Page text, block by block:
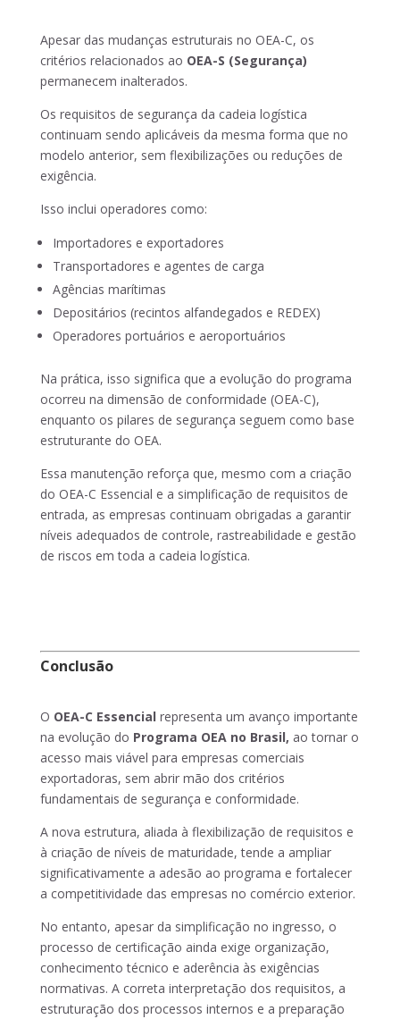
Apesar das mudanças estruturais no OEA-C, os
critérios relacionados ao OEA-S (Segurança)
permanecem inalterados.
Os requisitos de segurança da cadeia logística
continuam sendo aplicáveis da mesma forma que no
modelo anterior, sem flexibilizações ou reduções de
exigência.
Isso inclui operadores como:
Importadores e exportadores
Transportadores e agentes de carga
Agências marítimas
Depositários (recintos alfandegados e REDEX)
Operadores portuários e aeroportuários
Na prática, isso significa que a evolução do programa
ocorreu na dimensão de conformidade (OEA-C),
enquanto os pilares de segurança seguem como base
estruturante do OEA.
Essa manutenção reforça que, mesmo com a criação
do OEA-C Essencial e a simplificação de requisitos de
entrada, as empresas continuam obrigadas a garantir
níveis adequados de controle, rastreabilidade e gestão
de riscos em toda a cadeia logística.
Conclusão
O OEA-C Essencial representa um avanço importante
na evolução do Programa OEA no Brasil, ao tornar o
acesso mais viável para empresas comerciais
exportadoras, sem abrir mão dos critérios
fundamentais de segurança e conformidade.
A nova estrutura, aliada à flexibilização de requisitos e
à criação de níveis de maturidade, tende a ampliar
significativamente a adesão ao programa e fortalecer
a competitividade das empresas no comércio exterior.
No entanto, apesar da simplificação no ingresso, o
processo de certificação ainda exige organização,
conhecimento técnico e aderência às exigências
normativas. A correta interpretação dos requisitos, a
estruturação dos processos internos e a preparação